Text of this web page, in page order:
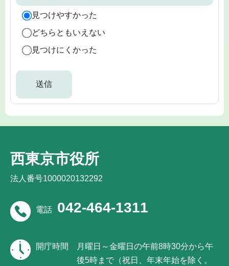
見つけやすかった
どちらともいえない
見つけにくかった
西東京市役所
法人番号1000020132292
電話 042-464-1311
開庁時間
月曜日～金曜日の午前8時30分から午
後5時まで（祝日、年末年始を除く。